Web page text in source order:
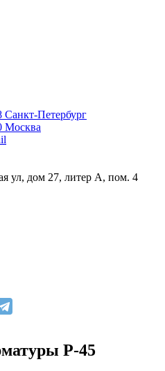
Санкт-Петербург
Москва
ул, дом 27, литер А, пом. 4
Р-45